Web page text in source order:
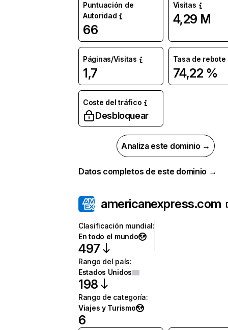
Puntuación de
Autoridad
66
Visitas
4,29 M
Páginas/Visitas
1,7
Tasa de rebote
74,22 %
Coste del tráfico
Desbloquear
Analiza este dominio →
Datos completos de este dominio →
americanexpress.com
Clasificación mundial:
En todo el mundo
497
Rango del país:
Estados Unidos
198
Rango de categoría:
Viajes y Turismo
6